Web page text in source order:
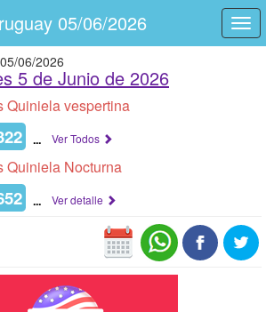
05/06/2026
06/2026
5 de Junio de 2026
Quiniela vespertina
... Ver Todos
Quiniela Nocturna
... Ver detalle